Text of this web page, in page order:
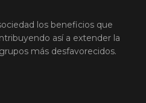
los beneficios que
así a extender la
más desfavorecidos.